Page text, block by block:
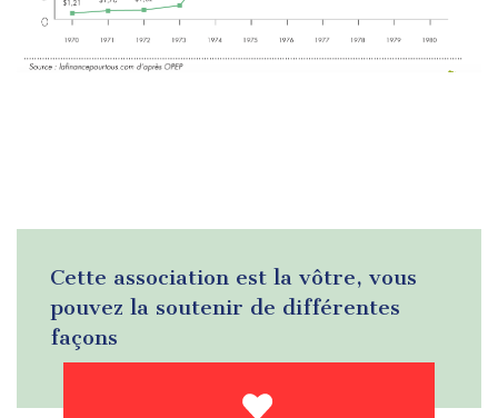
Cette association est la vôtre, vous
pouvez la soutenir de différentes
façons